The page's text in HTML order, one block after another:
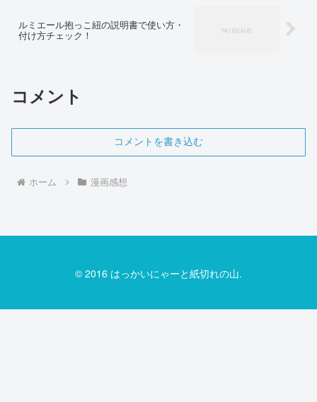
ルミエール抱っこ紐の説明書で使い方・
付け方チェック！
コメント
コメントを書き込む
ホーム 漫画感想
© 2016 はっかいにゃーと紙切れの山.